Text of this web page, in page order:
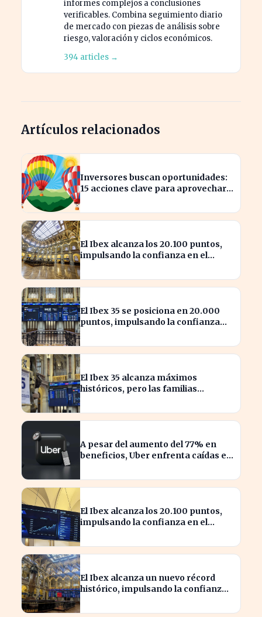
informes complejos a conclusiones
verificables. Combina seguimiento diario
de mercado con piezas de análisis sobre
riesgo, valoración y ciclos económicos.
394 articles →
Artículos relacionados
Inversores buscan oportunidades:
15 acciones clave para aprovechar
El Ibex alcanza los 20.100 puntos,
impulsando la confianza en el
El Ibex 35 se posiciona en 20.000
puntos, impulsando la confianza
El Ibex 35 alcanza máximos
históricos, pero las familias
A pesar del aumento del 77% en
beneficios, Uber enfrenta caídas en
El Ibex alcanza los 20.100 puntos,
impulsando la confianza en el
El Ibex alcanza un nuevo récord
histórico, impulsando la confianza